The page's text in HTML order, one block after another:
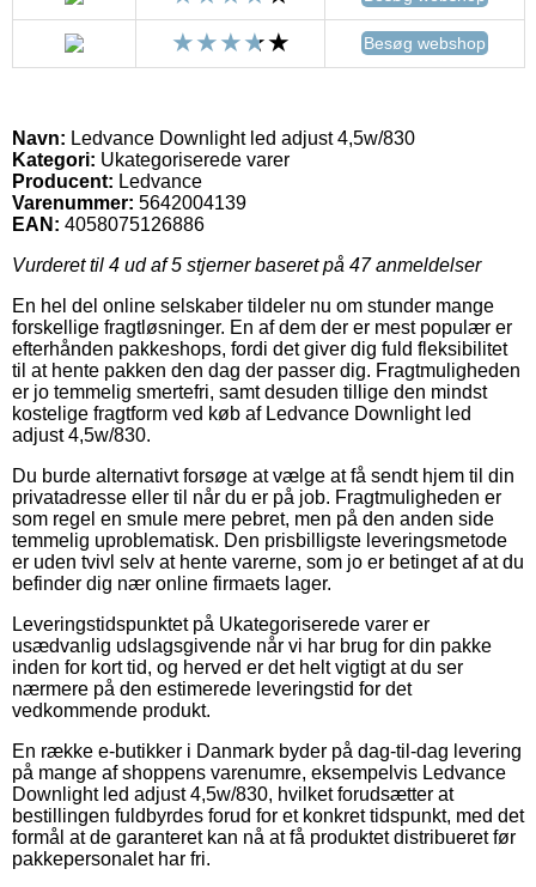
Besøg webshop
Navn: Ledvance Downlight led adjust 4,5w/830
Kategori: Ukategoriserede varer
Producent: Ledvance
Varenummer: 5642004139
EAN: 4058075126886
Vurderet til 4 ud af 5 stjerner baseret på 47anmeldelser
En hel del online selskaber tildeler nu om stunder mange
forskellige fragtløsninger. En af dem der er mest populær er
efterhånden pakkeshops, fordi det giver dig fuld fleksibilitet
til at hente pakken den dag der passer dig. Fragtmuligheden
er jo temmelig smertefri, samt desuden tillige den mindst
kostelige fragtform ved køb af Ledvance Downlight led
adjust 4,5w/830.
Du burde alternativt forsøge at vælge at få sendt hjem til din
privatadresse eller til når du er på job. Fragtmuligheden er
som regel en smule mere pebret, men på den anden side
temmelig uproblematisk. Den prisbilligste leveringsmetode
er uden tvivl selv at hente varerne, som jo er betinget af at du
befinder dig nær online firmaets lager.
Leveringstidspunktet på Ukategoriserede varer er
usædvanlig udslagsgivende når vi har brug for din pakke
inden for kort tid, og herved er det helt vigtigt at du ser
nærmere på den estimerede leveringstid for det
vedkommende produkt.
En række e-butikker i Danmark byder på dag-til-dag levering
på mange af shoppens varenumre, eksempelvis Ledvance
Downlight led adjust 4,5w/830, hvilket forudsætter at
bestillingen fuldbyrdes forud for et konkret tidspunkt, med det
formål at de garanteret kan nå at få produktet distribueret før
pakkepersonalet har fri.